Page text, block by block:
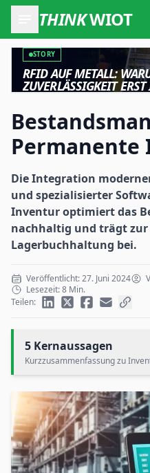
THINKWIOT
STORY
RFID AUF METALL:
ZUVERLÄSSIGKEIT
Die Integration
und spezialisierter
Inventur optimiert das
nachhaltig und trägt
Lagerbuchhaltung bei.
Veröffentlicht: 27. Juni 2024
Lesezeit: 8 Min.
Teilen:
5 Kernaussagen
Kurzzusammenfassung zu